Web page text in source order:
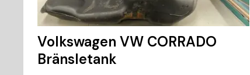
Volkswagen VW CORRADO
Bränsletank